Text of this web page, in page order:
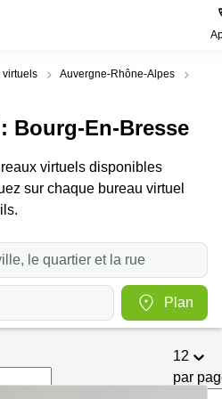
virtuels
Auvergne-Rhône-Alpes
: Bourg-En-Bresse
virtuels disponibles
sur chaque bureau virtuel
Plan
12
par